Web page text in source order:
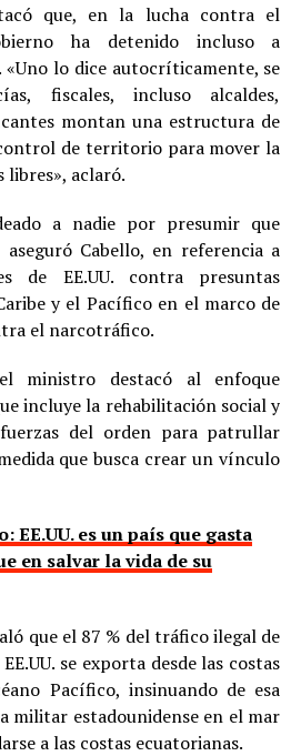
que, en la lucha contra el
ha detenido incluso a
lo dice autocríticamente, se
fiscales, incluso alcaldes,
montan una estructura de
de territorio para mover la
libres», aclaró.
a nadie por presumir que
Cabello, en referencia a
de EE.UU. contra presuntas
y el Pacífico en el marco de
el narcotráfico.
ministro destacó al enfoque
incluye la rehabilitación social y
del orden para patrullar
que busca crear un vínculo
EE.UU. es un país que gasta
en salvar la vida de su
que el 87 % del tráfico ilegal de
se exporta desde las costas
Pacífico, insinuando de esa
militar estadounidense en el mar
a las costas ecuatorianas.